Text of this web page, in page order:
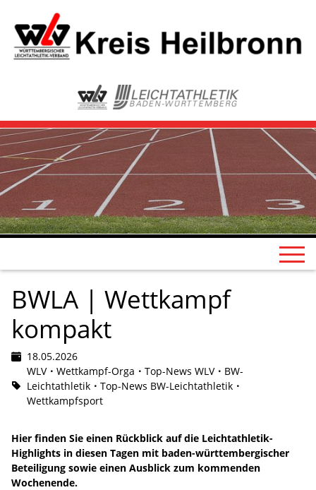
BWLA | Wettkampf
kompakt
18.05.2026
WLV
Wettkampf-Orga Top-News WLV
BW-
Leichtathletik
Top-News BW-Leichtathletik
Wettkampfsport
Hier finden Sie einen Rückblick auf die Leichtathletik-
Highlights in diesen Tagen mit baden-württembergischer
Beteiligung sowie einen Ausblick zum kommenden
Wochenende.